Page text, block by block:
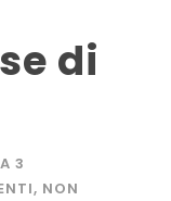
di
3
, NON